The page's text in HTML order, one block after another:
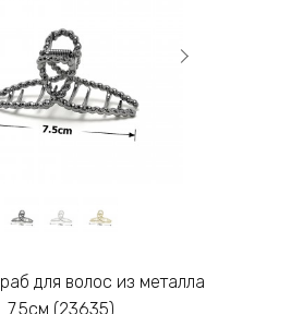
7.5см (23635)